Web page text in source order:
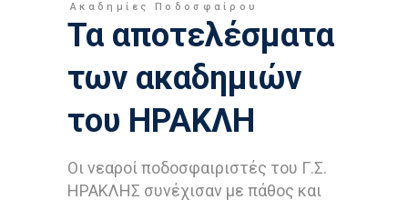
Ακαδημίες Ποδοσφαίρου
Τα αποτελέσματα
των ακαδημιών
του ΗΡΑΚΛΗ
Οι νεαροί ποδοσφαιριστές του Γ.Σ.
ΗΡΑΚΛΗΣ συνέχισαν με πάθος και